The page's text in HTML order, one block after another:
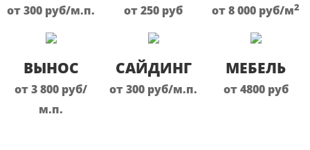
от 300 руб/м.п. от 250 руб от 8 000 руб/м2
ВЫНОС
от 3 800 руб/
м.п.
САЙДИНГ
от 300 руб/м.п.
МЕБЕЛЬ
от 4800 руб